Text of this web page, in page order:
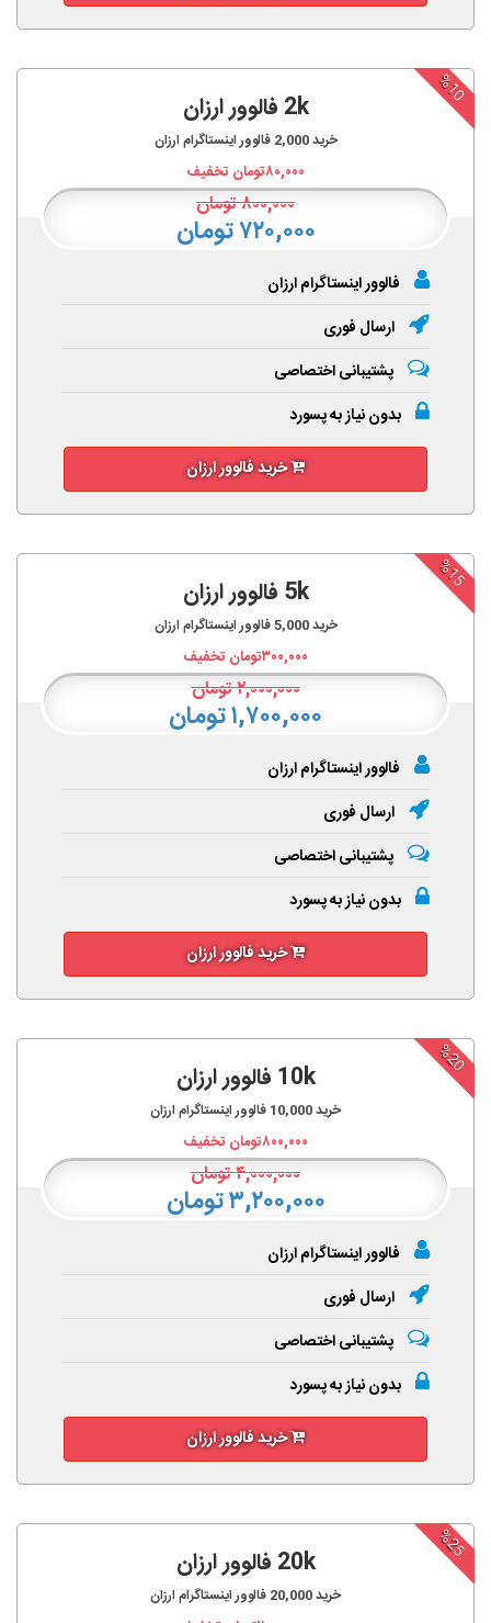
%10
2k فالوور ارزان
خرید2,000 فالوور اینستاگرام ارزان
۸۰,۰۰۰تومان تخفیف
۸۰۰,۰۰۰تومان
۷۲۰,۰۰۰ تومان
فالوور اینستاگرام ارزان
ارسال فوری
پشتیبانی اختصاصی
بدون نیاز به پسورد
خرید فالوور ارزان
%15
5k فالوور ارزان
خرید5,000فالوور اینستاگرام ارزان
۳۰۰,۰۰۰تومان تخفیف
۲,۰۰۰,۰۰۰تومان
۱,۷۰۰,۰۰۰ تومان
فالوور اینستاگرام ارزان
ارسال فوری
پشتیبانی اختصاصی
بدون نیاز به پسورد
خرید فالوور ارزان
%20
10k فالوور ارزان
خرید10,000 فالوور اینستاگرام ارزان
۸۰۰,۰۰۰تومان تخفیف
۴,۰۰۰,۰۰۰تومان
۳,۲۰۰,۰۰۰ تومان
فالوور اینستاگرام ارزان
ارسال فوری
پشتیبانی اختصاصی
بدون نیاز به پسورد
خرید فالوور ارزان
%25
20k فالوور ارزان
خرید20,000 فالوور اینستاگرام ارزان